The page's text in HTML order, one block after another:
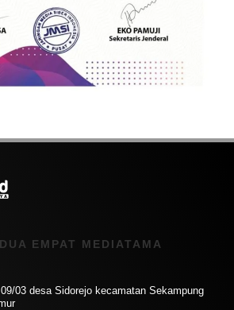
EMPAT MEDIATAMA
03 desa Sidorejo kecamatan Sekampung